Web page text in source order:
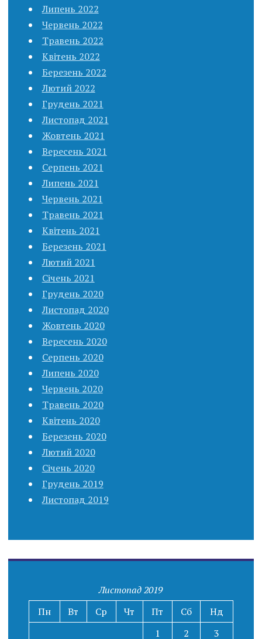
Липень 2022
Червень 2022
Травень 2022
Квітень 2022
Березень 2022
Лютий 2022
Грудень 2021
Листопад 2021
Жовтень 2021
Вересень 2021
Серпень 2021
Липень 2021
Червень 2021
Травень 2021
Квітень 2021
Березень 2021
Лютий 2021
Січень 2021
Грудень 2020
Листопад 2020
Жовтень 2020
Вересень 2020
Серпень 2020
Липень 2020
Червень 2020
Травень 2020
Квітень 2020
Березень 2020
Лютий 2020
Січень 2020
Грудень 2019
Листопад 2019
Листопад 2019
Пн
Вт Ср Чт Пт Сб
Нд
1
2 3